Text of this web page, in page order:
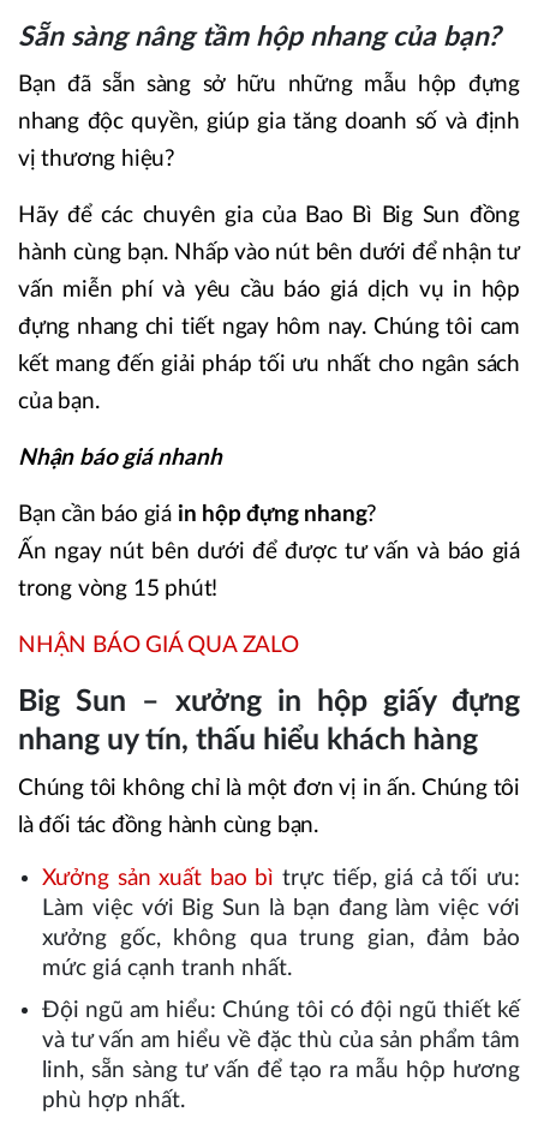
Sẵn sàng nâng tầm hộp nhang của bạn?
Bạn đã sẵn sàng sở hữu những mẫu hộp đựng
nhang độc quyền, giúp gia tăng doanh số và định
vị thương hiệu?
Hãy để các chuyên gia của Bao Bì Big Sun đồng
hành cùng bạn. Nhấp vào nút bên dưới để nhận tư
vấn miễn phí và yêu cầu báo giá dịch vụ in hộp
đựng nhang chi tiết ngay hôm nay. Chúng tôi cam
kết mang đến giải pháp tối ưu nhất cho ngân sách
của bạn.
Nhận báo giá nhanh
Bạn cần báo giá in hộp đựng nhang?
Ấn ngay nút bên dưới để được tư vấn và báo giá
trong vòng 15 phút!
NHẬN BÁO GIÁ QUA ZALO
Big Sun – xưởng in hộp giấy đựng
nhang uy tín, thấu hiểu khách hàng
Chúng tôi không chỉ là một đơn vị in ấn. Chúng tôi
là đối tác đồng hành cùng bạn.
Xưởng sản xuất bao bì trực tiếp, giá cả tối ưu:
Làm việc với Big Sun là bạn đang làm việc với
xưởng gốc, không qua trung gian, đảm bảo
mức giá cạnh tranh nhất.
Đội ngũ am hiểu: Chúng tôi có đội ngũ thiết kế
và tư vấn am hiểu về đặc thù của sản phẩm tâm
linh, sẵn sàng tư vấn để tạo ra mẫu hộp hương
phù hợp nhất.